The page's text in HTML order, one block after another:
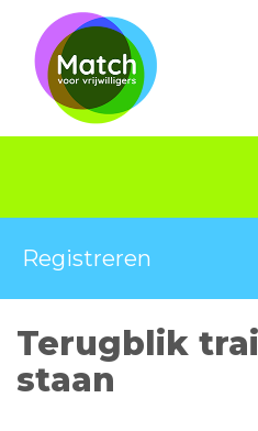
Home
Activiteiten
Projecten
Over Match
Ervaringsplek
Registreren
Terugblik
staan